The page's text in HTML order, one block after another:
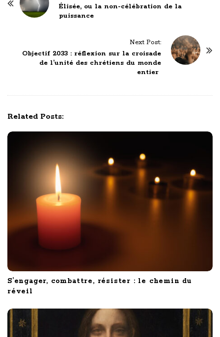
Élisée, ou la non-célébration de la
puissance
Next Post:
Objectif 2033 : réflexion sur la croisade
de l’unité des chrétiens du monde
entier
Related Posts:
S’engager, combattre, résister : le chemin du
réveil